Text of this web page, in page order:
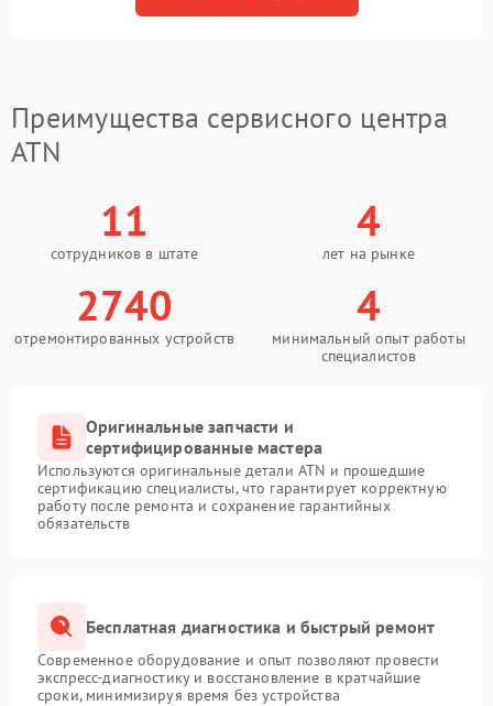
Преимущества сервисного центра
ATN
11
сотрудников в штате
4
лет на рынке
2740
отремонтированных устройств
4
минимальный опыт работы
специалистов
Оригинальные запчасти и
сертифицированные мастера
Используются оригинальные детали ATN и прошедшие
сертификацию специалисты, что гарантирует корректную
работу после ремонта и сохранение гарантийных
обязательств
Бесплатная диагностика и быстрый ремонт
Современное оборудование и опыт позволяют провести
экспресс-диагностику и восстановление в кратчайшие
сроки, минимизируя время без устройства